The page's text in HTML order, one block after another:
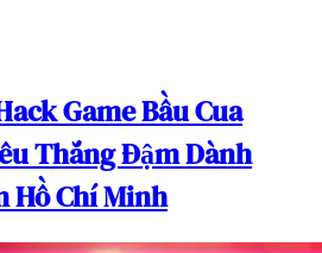
Game Bầu Cua
Thắng Đậm Dành
Hồ Chí Minh